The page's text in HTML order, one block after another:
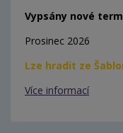
Vypsány nové
Prosinec 2026
Lze hradit ze
Více informací